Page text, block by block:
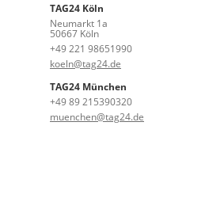
TAG24 Köln
Neumarkt 1a
50667 Köln
+49 221 98651990
koeln@tag24.de
TAG24 München
+49 89 215390320
muenchen@tag24.de